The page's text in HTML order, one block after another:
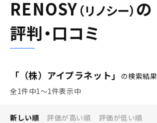
RENOSY （リノシー） の
評判・口コミ
「（株）アイプラネット」
の検索結果
全1件中1〜1件表示中
新しい順 評価が高い順 評価が低い順